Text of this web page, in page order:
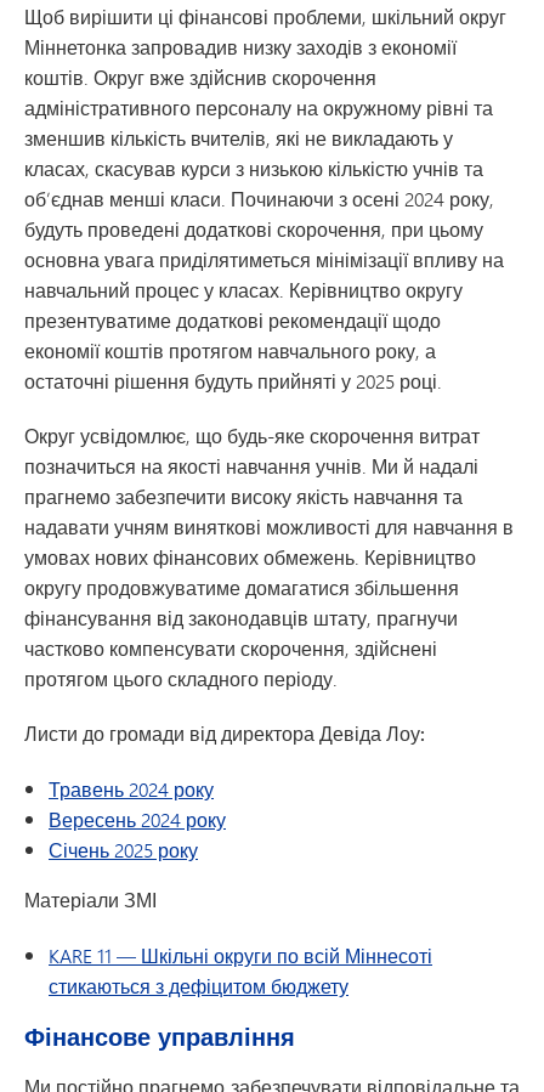
Щоб вирішити ці фінансові проблеми, шкільний округ
Міннетонка запровадив низку заходів з економії
коштів. Округ вже здійснив скорочення
адміністративного персоналу на окружному рівні та
зменшив кількість вчителів, які не викладають у
класах, скасував курси з низькою кількістю учнів та
об’єднав менші класи. Починаючи з осені 2024 року,
будуть проведені додаткові скорочення, при цьому
основна увага приділятиметься мінімізації впливу на
навчальний процес у класах. Керівництво округу
презентуватиме додаткові рекомендації щодо
економії коштів протягом навчального року, а
остаточні рішення будуть прийняті у 2025 році.
Округ усвідомлює, що будь-яке скорочення витрат
позначиться на якості навчання учнів. Ми й надалі
прагнемо забезпечити високу якість навчання та
надавати учням виняткові можливості для навчання в
умовах нових фінансових обмежень. Керівництво
округу продовжуватиме домагатися збільшення
фінансування від законодавців штату, прагнучи
частково компенсувати скорочення, здійснені
протягом цього складного періоду.
Листи до громади від директора Девіда Лоу:
Травень 2024 року
Вересень 2024 року
Січень 2025 року
Матеріали ЗМІ
KARE 11 — Шкільні округи по всій Міннесоті
стикаються з дефіцитом бюджету
Фінансове управління
Ми постійно прагнемо забезпечувати відповідальне та